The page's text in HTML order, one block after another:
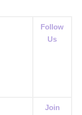
Follow
Us
Join